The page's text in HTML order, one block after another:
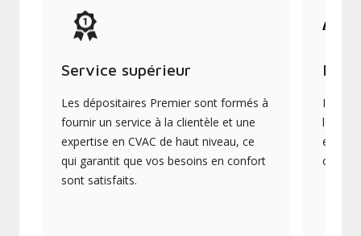
Service supérieur
Les dépositaires Premier sont formés à
fournir un service à la clientèle et une
expertise en CVAC de haut niveau, ce
qui garantit que vos besoins en confort
sont satisfaits.
Ils
les
en